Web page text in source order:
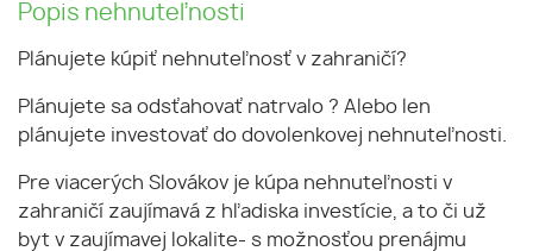
Popis nehnuteľnosti
Plánujete kúpiť nehnuteľnosť v zahraničí?
Plánujete sa odsťahovať natrvalo ? Alebo len
plánujete investovať do dovolenkovej nehnuteľnosti.
Pre viacerých Slovákov je kúpa nehnuteľnosti v
zahraničí zaujímavá z hľadiska investície, a to či už
byt v zaujímavej lokalite- s možnosťou prenájmu